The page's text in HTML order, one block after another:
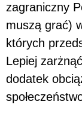
zagraniczny
muszą grać)
których
Lepiej
dodatek